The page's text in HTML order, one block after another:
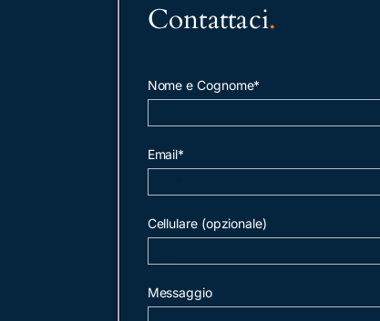
Contattaci.
Nome e Cognome*
Email*
Cellulare (opzionale)
Messaggio